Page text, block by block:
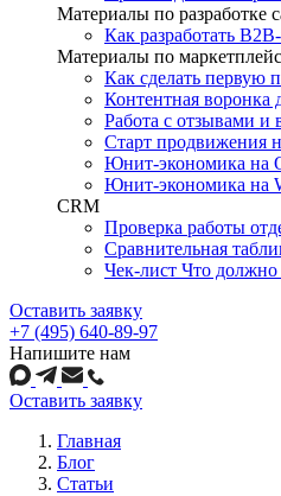
Материалы по разработке
Как разработать
Материалы по
Как сделать первую
Контентная воронка
Работа с отзывами и
Старт продвижения
Юнит-экономика на
Юнит-экономика на
CRM
Проверка работы
Сравнительная
Чек-лист Что
Оставить заявку
+7 (495) 640-89-97
Напишите нам
Оставить заявку
Главная
Блог
Статьи